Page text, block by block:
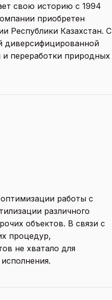
свою историю с 1994
приобретен
Республики Казахстан. С
диверсифицированной
переработки природных
работы с
различного
объектов. В связи с
процедур,
не хватало для